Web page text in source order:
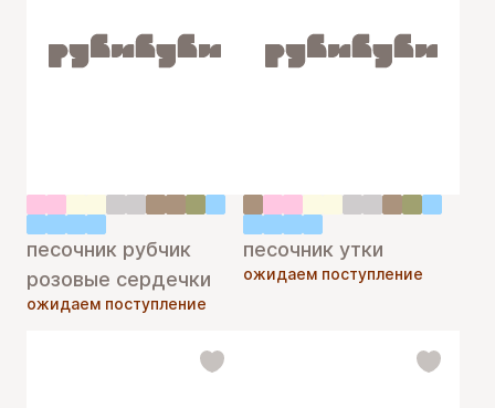
песочник рубчик
розовые сердечки
ожидаем поступление
песочник утки
ожидаем поступление